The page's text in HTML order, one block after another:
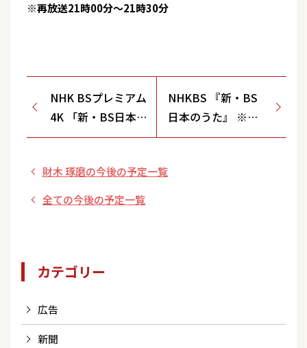
※再放送21時00分〜21時30分
NHK BSプレミアム
4K 「新・BS日本
のうた」再放送
NHKBS 『新・BS
日本のうた』 ※再
放送
財木 琢磨の今後の予定一覧
全ての今後の予定一覧
カテゴリー
広告
新聞